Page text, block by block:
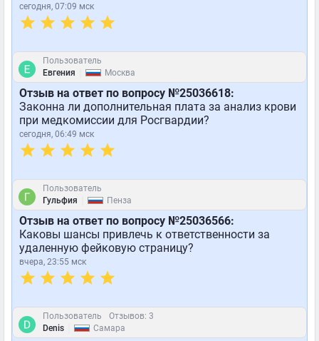
сегодня, 07:09 мск
Пользователь
Евгения
Москва
Отзыв на ответ по вопросу №25036618:
Законна ли дополнительная плата за анализ крови
при медкомиссии для Росгвардии?
сегодня, 06:49 мск
Пользователь
Гульфия
Пенза
Отзыв на ответ по вопросу №25036566:
Каковы шансы привлечь к ответственности за
удаленную фейковую страницу?
вчера, 23:55 мск
Пользователь
Отзывов: 3
Denis
Самара